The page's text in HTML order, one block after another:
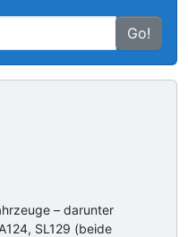
Go!
– darunter
SL129 (beide